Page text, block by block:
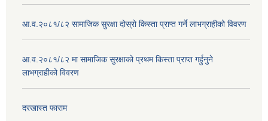
आ.व.२०८१/८२ सामाजिक सुरक्षा दोस्रो किस्ता प्राप्त गर्ने लाभग्राहीको विवरण
आ.व.२०८१/८२ मा सामाजिक सुरक्षाको प्रथम किस्ता प्राप्त गर्हुनुने
लाभग्राहीको विवरण
दरखास्त फाराम